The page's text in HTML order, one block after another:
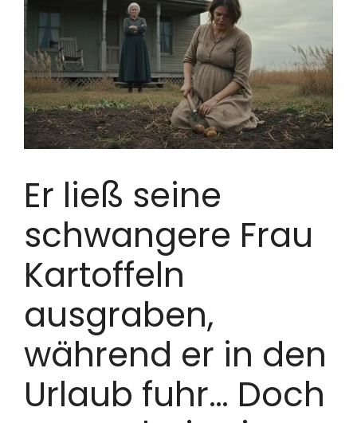
Er ließ seine
schwangere Frau
Kartoffeln
ausgraben,
während er in den
Urlaub fuhr… Doch